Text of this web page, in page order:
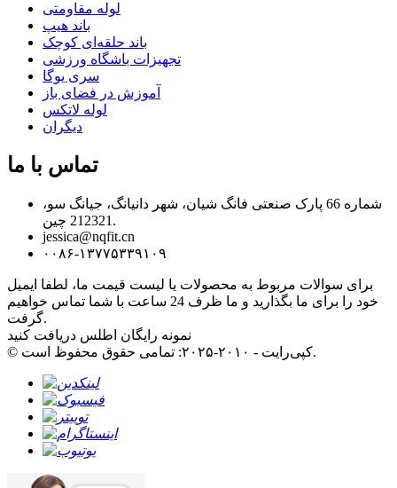
لوله مقاومتی
باند هیپ
باند حلقه‌ای کوچک
تجهیزات باشگاه ورزشی
سری یوگا
آموزش در فضای باز
لوله لاتکس
دیگران
تماس با ما
شماره 66 پارک صنعتی فانگ شیان، شهر دانیانگ، جیانگ سو،
212321 چین.
jessica@nqfit.cn
۰۰۸۶-۱۳۷۷۵۳۳۹۱۰۹
برای سوالات مربوط به محصولات یا لیست قیمت ما، لطفا ایمیل
خود را برای ما بگذارید و ما ظرف 24 ساعت با شما تماس خواهیم
گرفت.
نمونه رایگان اطلس دریافت کنید
© کپی‌رایت - ۲۰۱۰-۲۰۲۵: تمامی حقوق محفوظ است.